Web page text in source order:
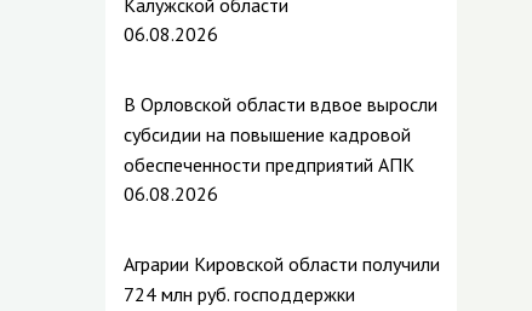
Калужской области
06.08.2026
В Орловской области вдвое выросли
субсидии на повышение кадровой
обеспеченности предприятий АПК
06.08.2026
Аграрии Кировской области получили
724 млн руб. господдержки